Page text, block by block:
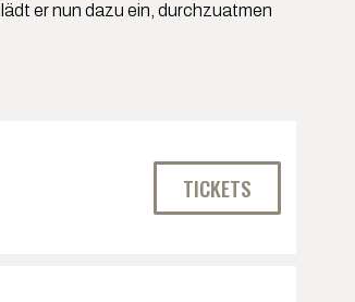
er nun dazu ein, durchzuatmen
TICKETS